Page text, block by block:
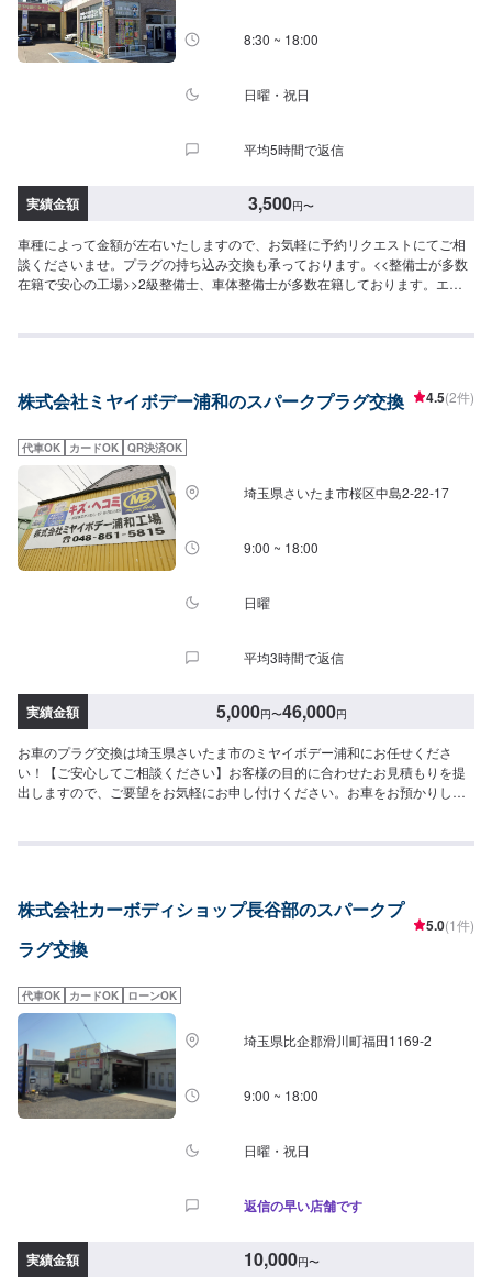
8:30 ~ 18:00
日曜・祝日
平均5時間で返信
実績金額 3,500円〜
車種によって金額が左右いたしますので、お気軽に予約リクエストにてご相
談くださいませ。プラグの持ち込み交換も承っております。<<整備士が多数
在籍で安心の工場>>2級整備士、車体整備士が多数在籍しております。エン
株式会社ミヤイボデー浦和のスパークプラグ交換 4.5(2件)
代車OK カードOK QR決済OK
埼玉県さいたま市桜区中島2-22-17
9:00 ~ 18:00
日曜
平均3時間で返信
実績金額 5,000円〜46,000円
お車のプラグ交換は埼玉県さいたま市のミヤイボデー浦和にお任せくださ
い！【ご安心してご相談ください】お客様の目的に合わせたお見積もりを提
出しますので、ご要望をお気軽にお申し付けください。お車をお預かりし
す。お車のことでご不明な点や、不安な点はしっかり伺い、丁寧に説明させ
作成【3】車のお預かり【4】修理開始【5】修理終了・お支払い【6】アフタ
ーサポート【代車について】作業中にお車が必要なお客様には、代車をお出
しすることもできますので事前にご相談ください。代車は、ご希望の車種が
はお客様にご負担いただいております。【定休日・営業時間】定休日：不定
休日曜日はお問い合わせください。営業時間：9:00~18:00
株式会社カーボディショップ長谷部のスパークプ
ラグ交換
5.0(1件)
代車OK カードOK ローンOK
埼玉県比企郡滑川町福田1169-2
9:00 ~ 18:00
日曜・祝日
返信の早い店舗です
実績金額 10,000円〜